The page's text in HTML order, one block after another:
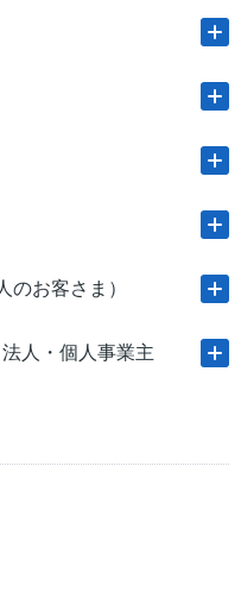
のお客さま）
人・個人事業主